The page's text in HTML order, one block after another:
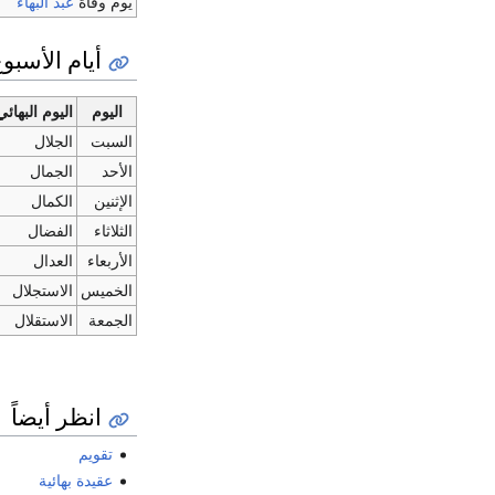
أيام
اليوم
اليوم
السبت
الجلال
الأحد
الجمال
الإثنين
الكمال
الثلاثاء
الفضال
الأربعاء
العدال
الخميس الاستجلال
الجمعة
الاستقلال
انظر أيضاً
تقويم
عقيدة بهائية